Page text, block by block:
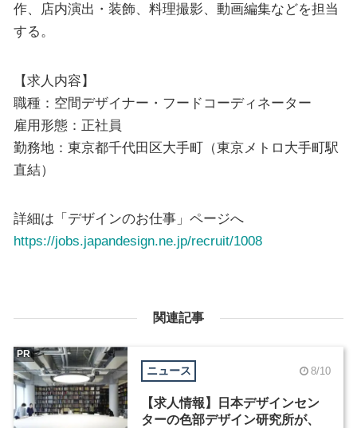
作、店内演出・装飾、料理撮影、動画編集などを担当
する。
【求人内容】
職種：空間デザイナー・フードコーディネーター
雇用形態：正社員
勤務地：東京都千代田区大手町（東京メトロ大手町駅
直結）
詳細は「デザインのお仕事」ページへ
https://jobs.japandesign.ne.jp/recruit/1008
関連記事
ニュース 8/10
【求人情報】日本デザインセン
ターの色部デザイン研究所が、
PR